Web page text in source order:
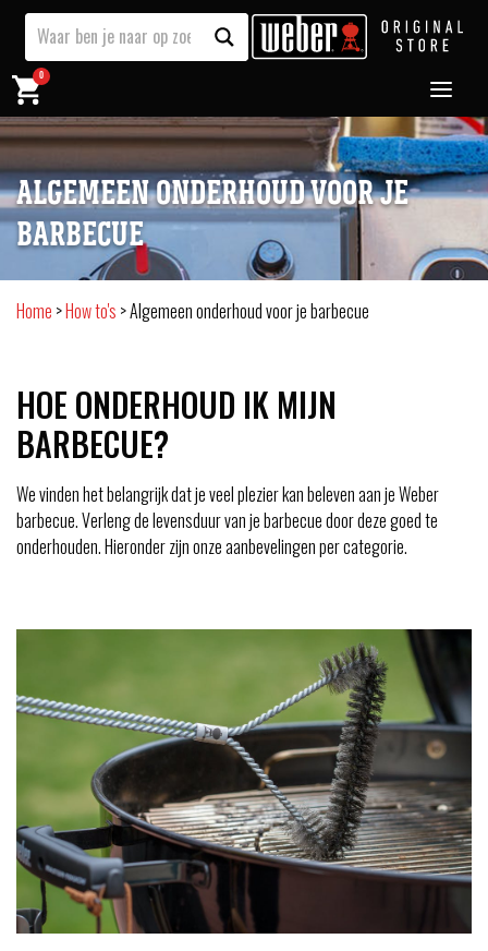
0
ALGEMEEN ONDERHOUD VOOR JE
BARBECUE
Home >How to's >Algemeen onderhoud voor je barbecue
HOE ONDERHOUD IK MIJN
BARBECUE?
We vinden het belangrijk dat je veel plezier kan beleven aan je Weber
barbecue. Verleng de levensduur van je barbecue door deze goed te
onderhouden. Hieronder zijn onze aanbevelingen per categorie.